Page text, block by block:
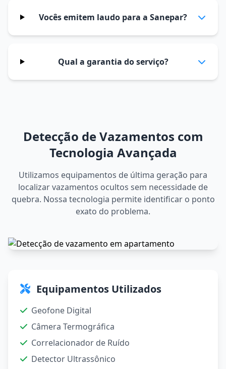
Vocês emitem laudo para a Sanepar?
Qual a garantia do serviço?
Detecção de Vazamentos com
Tecnologia Avançada
Utilizamos equipamentos de última geração para
localizar vazamentos ocultos sem necessidade de
quebra. Nossa tecnologia permite identificar o ponto
exato do problema.
Equipamentos Utilizados
Geofone Digital
Câmera Termográfica
Correlacionador de Ruído
Detector Ultrassônico